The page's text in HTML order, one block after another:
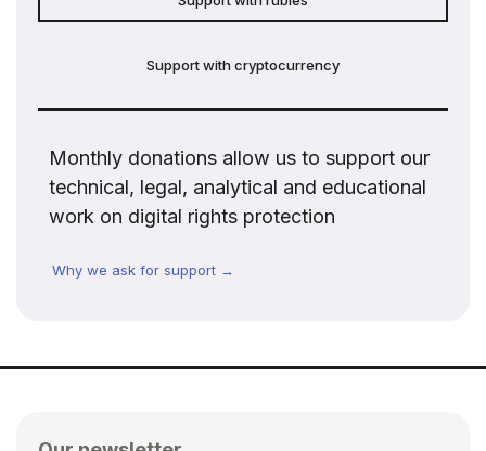
Support with cryptocurrency
Monthly donations allow us to support our
technical, legal, analytical and educational
work on digital rights protection
Why we ask for support →